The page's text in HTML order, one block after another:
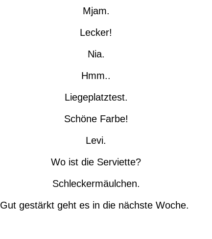
Mjam.
Lecker!
Nia.
Hmm..
Liegeplatztest.
Schöne Farbe!
Levi.
Wo ist die Serviette?
Schleckermäulchen.
Gut gestärkt geht es in die nächste Woche.